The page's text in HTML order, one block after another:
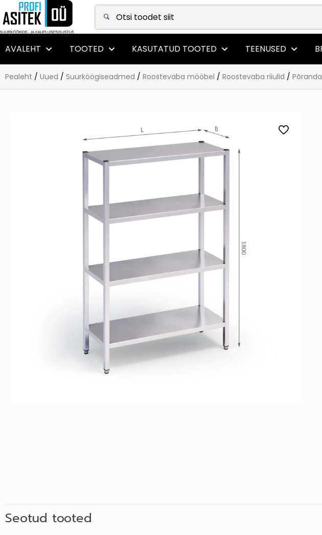
AVALEHT TOOTED KASUTATUD TOOTED TEENUSED
Pealeht / Uued / Suurköögiseadmed / Roostevaba mööbel / Roostevaba riiulid /
Seotud tooted